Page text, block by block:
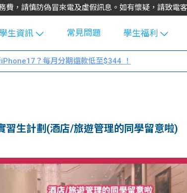
費，請慎防偽冒來電及虛假訊息。如有懷疑，請致電
生資訊
大專生筍
Exchang
校園
常見問題
學生福利
uFinance 校
園贊助
？每月分期還款低至$344 ！
習生計劃(酒店/旅遊管理的同學留意啦)